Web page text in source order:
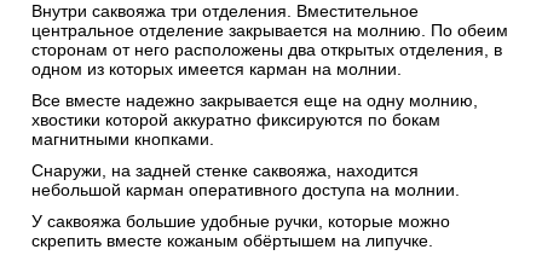
Внутри саквояжа три отделения. Вместительное
центральное отделение закрывается на молнию. По обеим
сторонам от него расположены два открытых отделения, в
одном из которых имеется карман на молнии.
Все вместе надежно закрывается еще на одну молнию,
хвостики которой аккуратно фиксируются по бокам
магнитными кнопками.
Снаружи, на задней стенке саквояжа, находится
небольшой карман оперативного доступа на молнии.
У саквояжа большие удобные ручки, которые можно
скрепить вместе кожаным обёртышем на липучке.